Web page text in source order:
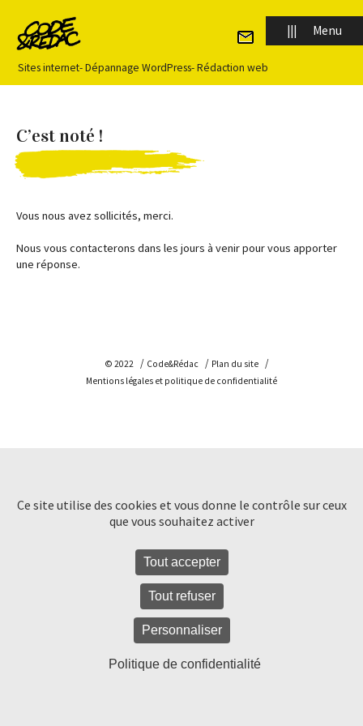
Sites internet-Dépannage WordPress-Rédaction web
||| Menu
Accueil
Qui sommes-nous ?
Notre approche
Développement WordPress
Contenus web
Contactez-nous
C’est noté !
Vous nous avez sollicités, merci.
Nous vous contacterons dans les jours à venir pour vous apporter
une réponse.
© 2022 Code&Rédac
Plan du site
Mentions légales et politique de confidentialité
Ce site utilise des cookies et vous donne le contrôle sur ceux
que vous souhaitez activer
Tout accepter
Tout refuser
Personnaliser
Politique de confidentialité